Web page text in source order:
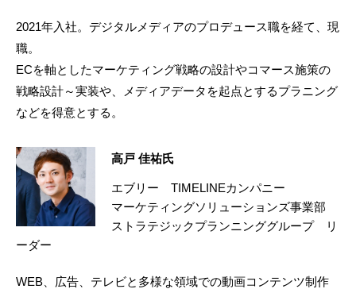
2021年入社。デジタルメディアのプロデュース職を経て、現
職。
ECを軸としたマーケティング戦略の設計やコマース施策の
戦略設計～実装や、メディアデータを起点とするプラニング
などを得意とする。
高戸 佳祐氏
エブリー TIMELINEカンパニー
マーケティングソリューションズ事業部
ストラテジックプランニンググループ リ
ーダー
WEB、広告、テレビと多様な領域での動画コンテンツ制作